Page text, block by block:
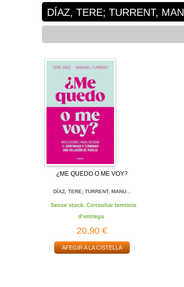
DÍAZ, TERE; TURRENT,
¿ME QUEDO O ME VOY?
DÍAZ, TERE; TURRENT, MANU...
Sense stock. Consultar terminis
d'entrega
20,90 €
AFEGIR A LA CISTELLA